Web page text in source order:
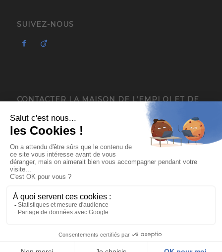
SUIVEZ-NOUS
CONTACTER LA MAISON DE L’EMPLOI ET DE
4, avenue du Général de Gaulle
38120 Saint-Égrève
04 76 13 18 05
contact@mee-mife.fr
Mentions légales
Plan du site